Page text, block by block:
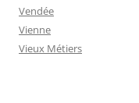
Vendée
Vienne
Vieux Métiers